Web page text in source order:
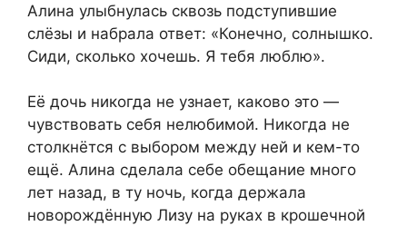
Алина улыбнулась сквозь подступившие
слёзы и набрала ответ: «Конечно, солнышко.
Сиди, сколько хочешь. Я тебя люблю».
Её дочь никогда не узнает, каково это —
чувствовать себя нелюбимой. Никогда не
столкнётся с выбором между ней и кем-то
ещё. Алина сделала себе обещание много
лет назад, в ту ночь, когда держала
новорождённую Лизу на руках в крошечной